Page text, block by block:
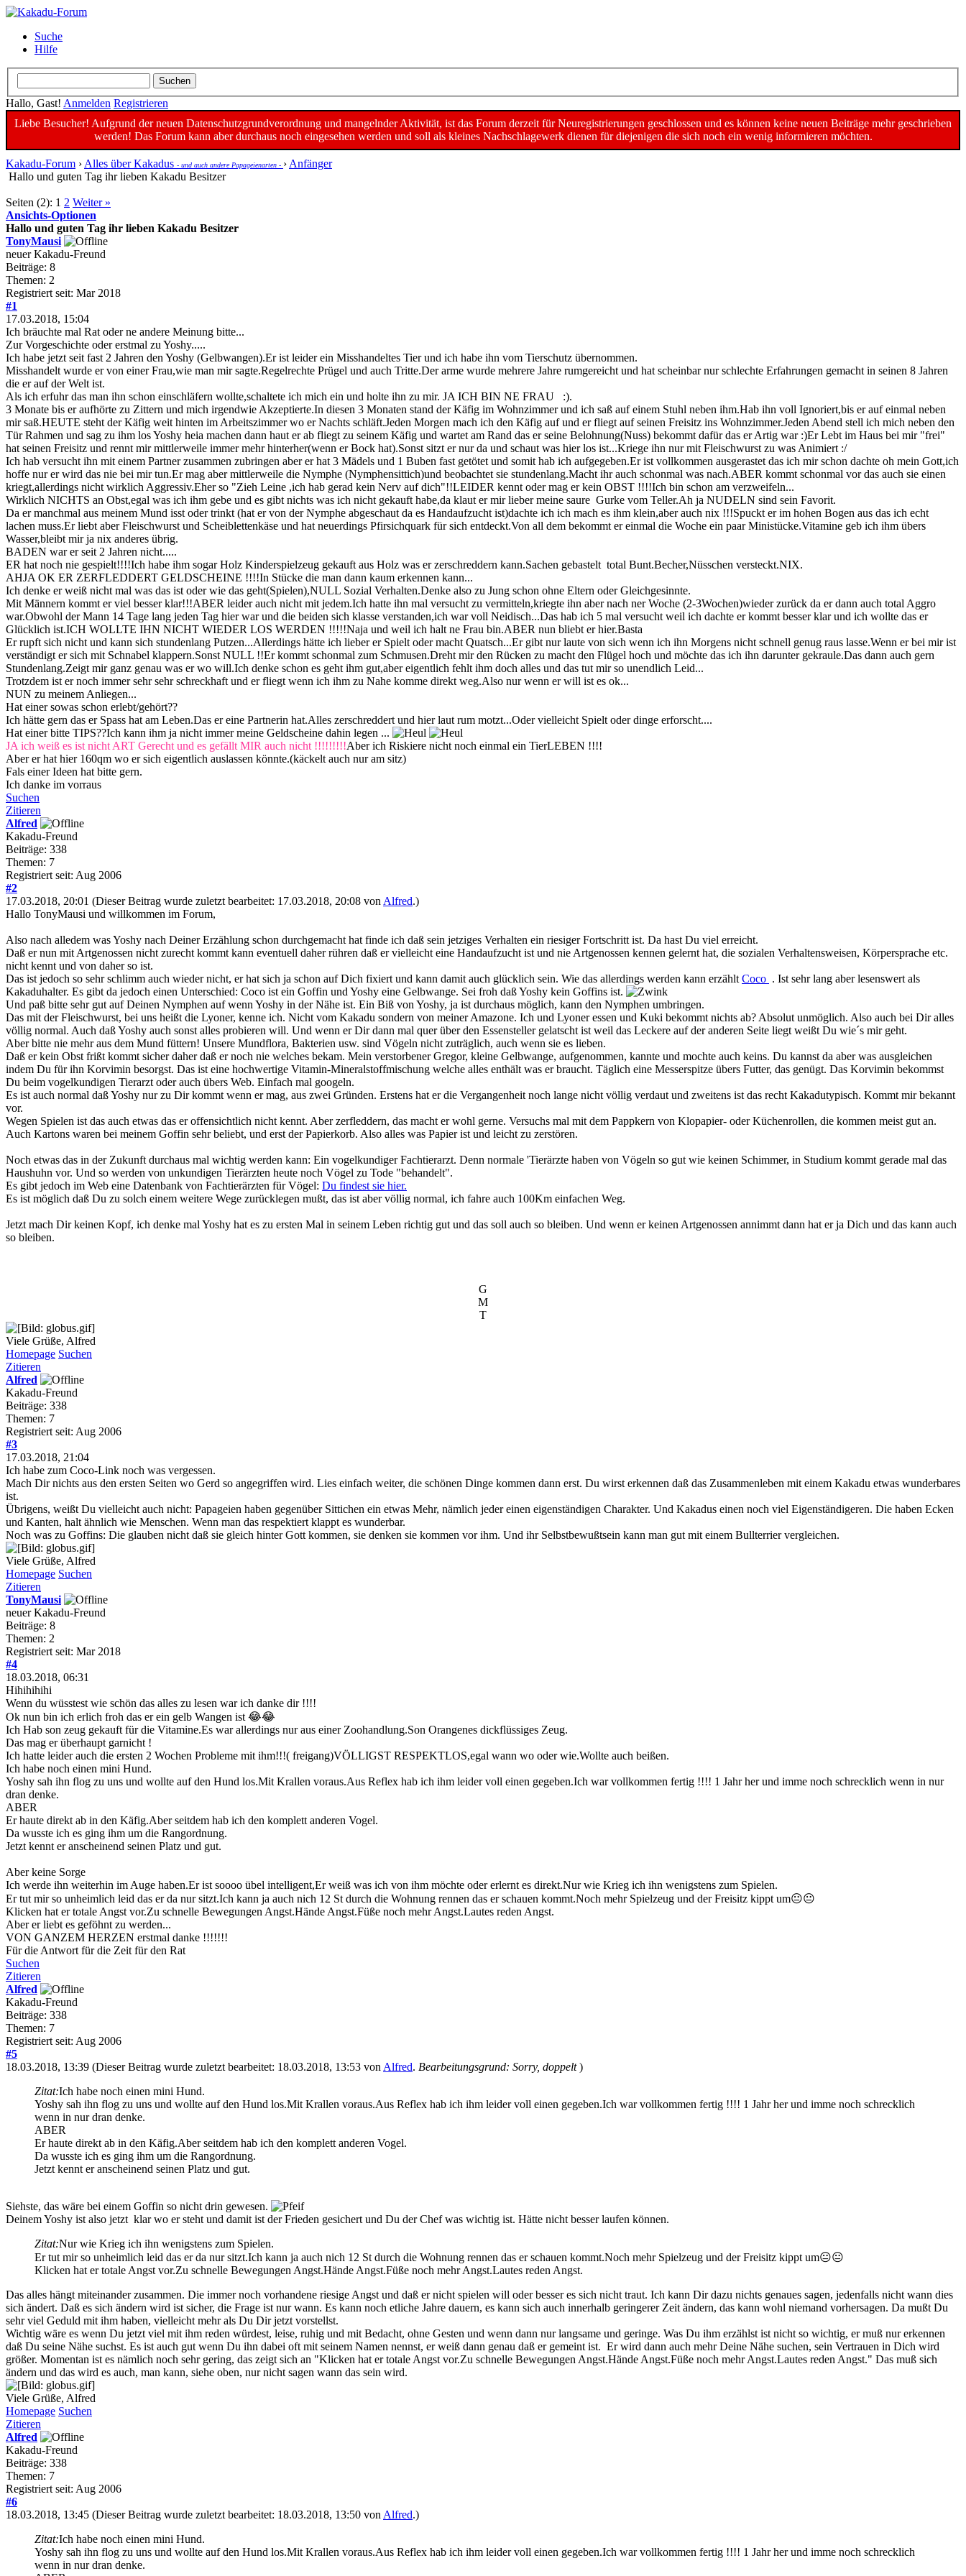
Suche
Hilfe
Hallo, Gast! Anmelden Registrieren
Liebe Besucher! Aufgrund der neuen Datenschutzgrundverordnung und mangelnder Aktivität, ist das Forum derzeit für Neuregistrierungen geschlossen und es können keine neuen Beiträge mehr geschrieben
werden! Das Forum kann aber durchaus noch eingesehen werden und soll als kleines Nachschlagewerk dienen für diejenigen die sich noch ein wenig informieren möchten.
Kakadu-Forum › Alles über Kakadus - und auch andere Papageienarten - › Anfänger
Hallo und guten Tag ihr lieben Kakadu Besitzer
Seiten (2): 1 2 Weiter »
Ansichts-Optionen
Hallo und guten Tag ihr lieben Kakadu Besitzer
TonyMausi
neuer Kakadu-Freund
Beiträge: 8
Themen: 2
Registriert seit: Mar 2018
#1
17.03.2018, 15:04
Ich bräuchte mal Rat oder ne andere Meinung bitte...
Zur Vorgeschichte oder erstmal zu Yoshy.....
Ich habe jetzt seit fast 2 Jahren den Yoshy (Gelbwangen).Er ist leider ein Misshandeltes Tier und ich habe ihn vom Tierschutz übernommen.
Misshandelt wurde er von einer Frau,wie man mir sagte.Regelrechte Prügel und auch Tritte.Der arme wurde mehrere Jahre rumgereicht und hat scheinbar nur schlechte Erfahrungen gemacht in seinen 8 Jahren
die er auf der Welt ist.
Als ich erfuhr das man ihn schon einschläfern wollte,schaltete ich mich ein und holte ihn zu mir. JA ICH BIN NE FRAU :).
3 Monate bis er aufhörte zu Zittern und mich irgendwie Akzeptierte.In diesen 3 Monaten stand der Käfig im Wohnzimmer und ich saß auf einem Stuhl neben ihm.Hab ihn voll Ignoriert,bis er auf einmal neben
mir saß.HEUTE steht der Käfig weit hinten im Arbeitszimmer wo er Nachts schläft.Jeden Morgen mach ich den Käfig auf und er fliegt auf seinen Freisitz ins Wohnzimmer.Jeden Abend stell ich mich neben den
Tür Rahmen und sag zu ihm los Yoshy heia machen dann haut er ab fliegt zu seinem Käfig und wartet am Rand das er seine Belohnung(Nuss) bekommt dafür das er Artig war :)Er Lebt im Haus bei mir "frei"
hat seinen Freisitz und rennt mir mittlerweile immer mehr hinterher(wenn er Bock hat).Sonst sitzt er nur da und schaut was hier los ist...Kriege ihn nur mit Fleischwurst zu was Animiert :/
Ich hab versucht ihn mit einem Partner zusammen zubringen aber er hat 3 Mädels und 1 Buben fast getötet und somit hab ich aufgegeben.Er ist vollkommen ausgerastet das ich mir schon dachte oh mein Gott,ich
hoffe nur er wird das nie bei mir tun.Er mag aber mittlerweile die Nymphe (Nymphensittich)und beobachtet sie stundenlang.Macht ihr auch schonmal was nach.ABER kommt schonmal vor das auch sie einen
kriegt,allerdings nicht wirklich Aggressiv.Eher so "Zieh Leine ,ich hab gerad kein Nerv auf dich"!!LEIDER kennt oder mag er kein OBST !!!!Ich bin schon am verzweifeln...
Wirklich NICHTS an Obst,egal was ich ihm gebe und es gibt nichts was ich nicht gekauft habe,da klaut er mir lieber meine saure Gurke vom Teller.Ah ja NUDELN sind sein Favorit.
Da er manchmal aus meinem Mund isst oder trinkt (hat er von der Nymphe abgeschaut da es Handaufzucht ist)dachte ich ich mach es ihm klein,aber auch nix !!!Spuckt er im hohen Bogen aus das ich echt
lachen muss.Er liebt aber Fleischwurst und Scheiblettenkäse und hat neuerdings Pfirsichquark für sich entdeckt.Von all dem bekommt er einmal die Woche ein paar Ministücke.Vitamine geb ich ihm übers
Wasser,bleibt mir ja nix anderes übrig.
BADEN war er seit 2 Jahren nicht.....
ER hat noch nie gespielt!!!!Ich habe ihm sogar Holz Kinderspielzeug gekauft aus Holz was er zerschreddern kann.Sachen gebastelt total Bunt.Becher,Nüsschen versteckt.NIX.
AHJA OK ER ZERFLEDDERT GELDSCHEINE !!!!In Stücke die man dann kaum erkennen kann...
Ich denke er weiß nicht mal was das ist oder wie das geht(Spielen),NULL Sozial Verhalten.Denke also zu Jung schon ohne Eltern oder Gleichgesinnte.
Mit Männern kommt er viel besser klar!!!ABER leider auch nicht mit jedem.Ich hatte ihn mal versucht zu vermitteln,kriegte ihn aber nach ner Woche (2-3Wochen)wieder zurück da er dann auch total Aggro
war.Obwohl der Mann 14 Tage lang jeden Tag hier war und die beiden sich klasse verstanden,ich war voll Neidisch...Das hab ich 5 mal versucht weil ich dachte er kommt besser klar und ich wollte das er
Glücklich ist.ICH WOLLTE IHN NICHT WIEDER LOS WERDEN !!!!!Naja und weil ich halt ne Frau bin.ABER nun bliebt er hier.Basta
Er rupft sich nicht und kann sich stundenlang Putzen...Allerdings hätte ich lieber er Spielt oder macht Quatsch...Er gibt nur laute von sich wenn ich ihn Morgens nicht schnell genug raus lasse.Wenn er bei mir ist
verständigt er sich mit Schnabel klappern.Sonst NULL !!Er kommt schonmal zum Schmusen.Dreht mir den Rücken zu macht den Flügel hoch und möchte das ich ihn darunter gekraule.Das dann auch gern
Stundenlang.Zeigt mir ganz genau was er wo will.Ich denke schon es geht ihm gut,aber eigentlich fehlt ihm doch alles und das tut mir so unendlich Leid...
Trotzdem ist er noch immer sehr sehr schreckhaft und er fliegt wenn ich ihm zu Nahe komme direkt weg.Also nur wenn er will ist es ok...
NUN zu meinem Anliegen...
Hat einer sowas schon erlebt/gehört??
Ich hätte gern das er Spass hat am Leben.Das er eine Partnerin hat.Alles zerschreddert und hier laut rum motzt...Oder vielleicht Spielt oder dinge erforscht....
Hat einer bitte TIPS??Ich kann ihm ja nicht immer meine Geldscheine dahin legen ...
JA ich weiß es ist nicht ART Gerecht und es gefällt MIR auch nicht !!!!!!!!!Aber ich Riskiere nicht noch einmal ein TierLEBEN !!!!
Aber er hat hier 160qm wo er sich eigentlich auslassen könnte.(käckelt auch nur am sitz)
Fals einer Ideen hat bitte gern.
Ich danke im vorraus
Suchen
Zitieren
Alfred
Kakadu-Freund
Beiträge: 338
Themen: 7
Registriert seit: Aug 2006
#2
17.03.2018, 20:01 (Dieser Beitrag wurde zuletzt bearbeitet: 17.03.2018, 20:08 von Alfred.)
Hallo TonyMausi und willkommen im Forum,
Also nach alledem was Yoshy nach Deiner Erzählung schon durchgemacht hat finde ich daß sein jetziges Verhalten ein riesiger Fortschritt ist. Da hast Du viel erreicht.
Daß er nun mit Artgenossen nicht zurecht kommt kann eventuell daher rühren daß er vielleicht eine Handaufzucht ist und nie Artgenossen kennen gelernt hat, die sozialen Verhaltensweisen, Körpersprache etc.
nicht kennt und von daher so ist.
Das ist jedoch so sehr schlimm auch wieder nicht, er hat sich ja schon auf Dich fixiert und kann damit auch glücklich sein. Wie das allerdings werden kann erzählt Coco . Ist sehr lang aber lesenswert als
Kakaduhalter. Es gibt da jedoch einen Unterschied: Coco ist ein Goffin und Yoshy eine Gelbwange. Sei froh daß Yoshy kein Goffins ist.
Und paß bitte sehr gut auf Deinen Nymphen auf wenn Yoshy in der Nähe ist. Ein Biß von Yoshy, ja ist durchaus möglich, kann den Nymphen umbringen.
Das mit der Fleischwurst, bei uns heißt die Lyoner, kenne ich. Nicht vom Kakadu sondern von meiner Amazone. Ich und Lyoner essen und Kuki bekommt nichts ab? Absolut unmöglich. Also auch bei Dir alles
völlig normal. Auch daß Yoshy auch sonst alles probieren will. Und wenn er Dir dann mal quer über den Essensteller gelatscht ist weil das Leckere auf der anderen Seite liegt weißt Du wie´s mir geht.
Aber bitte nie mehr aus dem Mund füttern! Unsere Mundflora, Bakterien usw. sind Vögeln nicht zuträglich, auch wenn sie es lieben.
Daß er kein Obst frißt kommt sicher daher daß er noch nie welches bekam. Mein verstorbener Gregor, kleine Gelbwange, aufgenommen, kannte und mochte auch keins. Du kannst da aber was ausgleichen
indem Du für ihn Korvimin besorgst. Das ist eine hochwertige Vitamin-Mineralstoffmischung welche alles enthält was er braucht. Täglich eine Messerspitze übers Futter, das genügt. Das Korvimin bekommst
Du beim vogelkundigen Tierarzt oder auch übers Web. Einfach mal googeln.
Es ist auch normal daß Yoshy nur zu Dir kommt wenn er mag, aus zwei Gründen. Erstens hat er die Vergangenheit noch lange nicht völlig verdaut und zweitens ist das recht Kakadutypisch. Kommt mir bekannt
vor.
Wegen Spielen ist das auch etwas das er offensichtlich nicht kennt. Aber zerfleddern, das macht er wohl gerne. Versuchs mal mit dem Pappkern von Klopapier- oder Küchenrollen, die kommen meist gut an.
Auch Kartons waren bei meinem Goffin sehr beliebt, und erst der Papierkorb. Also alles was Papier ist und leicht zu zerstören.
Noch etwas das in der Zukunft durchaus mal wichtig werden kann: Ein vogelkundiger Fachtierarzt. Denn normale 'Tierärzte haben von Vögeln so gut wie keinen Schimmer, in Studium kommt gerade mal das
Haushuhn vor. Und so werden von unkundigen Tierärzten heute noch Vögel zu Tode "behandelt".
Es gibt jedoch im Web eine Datenbank von Fachtierärzten für Vögel: Du findest sie hier.
Es ist möglich daß Du zu solch einem weitere Wege zurücklegen mußt, das ist aber völlig normal, ich fahre auch 100Km einfachen Weg.
Jetzt mach Dir keinen Kopf, ich denke mal Yoshy hat es zu ersten Mal in seinem Leben richtig gut und das soll auch so bleiben. Und wenn er keinen Artgenossen annimmt dann hat er ja Dich und das kann auch
so bleiben.
G
M
T
Viele Grüße, Alfred
Homepage Suchen
Zitieren
Alfred
Kakadu-Freund
Beiträge: 338
Themen: 7
Registriert seit: Aug 2006
#3
17.03.2018, 21:04
Ich habe zum Coco-Link noch was vergessen.
Mach Dir nichts aus den ersten Seiten wo Gerd so angegriffen wird. Lies einfach weiter, die schönen Dinge kommen dann erst. Du wirst erkennen daß das Zusammenleben mit einem Kakadu etwas wunderbares
ist.
Übrigens, weißt Du vielleicht auch nicht: Papageien haben gegenüber Sittichen ein etwas Mehr, nämlich jeder einen eigenständigen Charakter. Und Kakadus einen noch viel Eigenständigeren. Die haben Ecken
und Kanten, halt ähnlich wie Menschen. Wenn man das respektiert klappt es wunderbar.
Noch was zu Goffins: Die glauben nicht daß sie gleich hinter Gott kommen, sie denken sie kommen vor ihm. Und ihr Selbstbewußtsein kann man gut mit einem Bullterrier vergleichen.
Viele Grüße, Alfred
Homepage Suchen
Zitieren
TonyMausi
neuer Kakadu-Freund
Beiträge: 8
Themen: 2
Registriert seit: Mar 2018
#4
18.03.2018, 06:31
Hihihihihi
Wenn du wüsstest wie schön das alles zu lesen war ich danke dir !!!!
Ok nun bin ich erlich froh das er ein gelb Wangen ist 😂😂
Ich Hab son zeug gekauft für die Vitamine.Es war allerdings nur aus einer Zoohandlung.Son Orangenes dickflüssiges Zeug.
Das mag er überhaupt garnicht !
Ich hatte leider auch die ersten 2 Wochen Probleme mit ihm!!!( freigang)VÖLLIGST RESPEKTLOS,egal wann wo oder wie.Wollte auch beißen.
Ich habe noch einen mini Hund.
Yoshy sah ihn flog zu uns und wollte auf den Hund los.Mit Krallen voraus.Aus Reflex hab ich ihm leider voll einen gegeben.Ich war vollkommen fertig !!!! 1 Jahr her und imme noch schrecklich wenn in nur
dran denke.
ABER
Er haute direkt ab in den Käfig.Aber seitdem hab ich den komplett anderen Vogel.
Da wusste ich es ging ihm um die Rangordnung.
Jetzt kennt er anscheinend seinen Platz und gut.
Aber keine Sorge
Ich werde ihn weiterhin im Auge haben.Er ist soooo übel intelligent,Er weiß was ich von ihm möchte oder erlernt es direkt.Nur wie Krieg ich ihn wenigstens zum Spielen.
Er tut mir so unheimlich leid das er da nur sitzt.Ich kann ja auch nich 12 St durch die Wohnung rennen das er schauen kommt.Noch mehr Spielzeug und der Freisitz kippt um😐😐
Klicken hat er totale Angst vor.Zu schnelle Bewegungen Angst.Hände Angst.Füße noch mehr Angst.Lautes reden Angst.
Aber er liebt es geföhnt zu werden...
VON GANZEM HERZEN erstmal danke !!!!!!!
Für die Antwort für die Zeit für den Rat
Suchen
Zitieren
Alfred
Kakadu-Freund
Beiträge: 338
Themen: 7
Registriert seit: Aug 2006
#5
18.03.2018, 13:39 (Dieser Beitrag wurde zuletzt bearbeitet: 18.03.2018, 13:53 von Alfred. Bearbeitungsgrund: Sorry, doppelt )
Zitat:Ich habe noch einen mini Hund.
Yoshy sah ihn flog zu uns und wollte auf den Hund los.Mit Krallen voraus.Aus Reflex hab ich ihm leider voll einen gegeben.Ich war vollkommen fertig !!!! 1 Jahr her und imme noch schrecklich
wenn in nur dran denke.
ABER
Er haute direkt ab in den Käfig.Aber seitdem hab ich den komplett anderen Vogel.
Da wusste ich es ging ihm um die Rangordnung.
Jetzt kennt er anscheinend seinen Platz und gut.
Siehste, das wäre bei einem Goffin so nicht drin gewesen.
Deinem Yoshy ist also jetzt klar wo er steht und damit ist der Frieden gesichert und Du der Chef was wichtig ist. Hätte nicht besser laufen können.
Zitat:Nur wie Krieg ich ihn wenigstens zum Spielen.
Er tut mir so unheimlich leid das er da nur sitzt.Ich kann ja auch nich 12 St durch die Wohnung rennen das er schauen kommt.Noch mehr Spielzeug und der Freisitz kippt um😐😐
Klicken hat er totale Angst vor.Zu schnelle Bewegungen Angst.Hände Angst.Füße noch mehr Angst.Lautes reden Angst.
Das alles hängt miteinander zusammen. Die immer noch vorhandene riesige Angst und daß er nicht spielen will oder besser es sich nicht traut. Ich kann Dir dazu nichts genaues sagen, jedenfalls nicht wann dies
sich ändert. Daß es sich ändern wird ist sicher, die Frage ist nur wann. Es kann noch etliche Jahre dauern, es kann sich auch innerhalb geringerer Zeit ändern, das kann wohl niemand vorhersagen. Da mußt Du
sehr viel Geduld mit ihm haben, vielleicht mehr als Du Dir jetzt vorstellst.
Wichtig wäre es wenn Du jetzt viel mit ihm reden würdest, leise, ruhig und mit Bedacht, ohne Gesten und wenn dann nur langsame und geringe. Was Du ihm erzählst ist nicht so wichtig, er muß nur erkennen
daß Du seine Nähe suchst. Es ist auch gut wenn Du ihn dabei oft mit seinem Namen nennst, er weiß dann genau daß er gemeint ist. Er wird dann auch mehr Deine Nähe suchen, sein Vertrauen in Dich wird
größer. Momentan ist es nämlich noch sehr gering, das zeigt sich an "Klicken hat er totale Angst vor.Zu schnelle Bewegungen Angst.Hände Angst.Füße noch mehr Angst.Lautes reden Angst." Das muß sich
ändern und das wird es auch, man kann, siehe oben, nur nicht sagen wann das sein wird.
Viele Grüße, Alfred
Homepage Suchen
Zitieren
Alfred
Kakadu-Freund
Beiträge: 338
Themen: 7
Registriert seit: Aug 2006
#6
18.03.2018, 13:45 (Dieser Beitrag wurde zuletzt bearbeitet: 18.03.2018, 13:50 von Alfred.)
Zitat:Ich habe noch einen mini Hund.
Yoshy sah ihn flog zu uns und wollte auf den Hund los.Mit Krallen voraus.Aus Reflex hab ich ihm leider voll einen gegeben.Ich war vollkommen fertig !!!! 1 Jahr her und imme noch schrecklich
wenn in nur dran denke.